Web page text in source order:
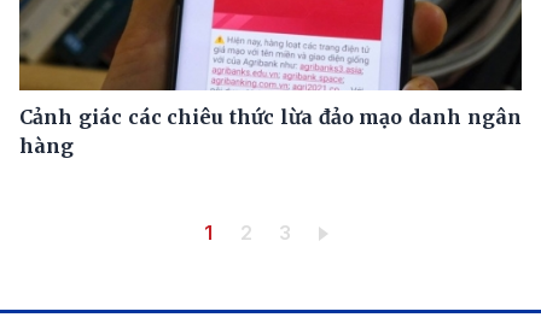
Cảnh giác các chiêu thức lừa đảo mạo danh ngân
hàng
Trang hiện thời
1 Trang
2 Trang
3